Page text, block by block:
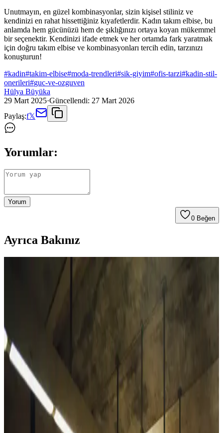
Unutmayın, en güzel kombinasyonlar, sizin kişisel stiliniz ve
kendinizi en rahat hissettiğiniz kıyafetlerdir. Kadın takım elbise, bu
anlamda hem gücünüzü hem de şıklığınızı ortaya koyan mükemmel
bir seçenektir. Kendinizi ifade etmek ve her ortamda fark yaratmak
için doğru takım elbise ve kombinasyonları tercih edin, tarzınızı
konuşturun!
#kadin#takim-elbise#moda-trendleri#sik-giyim#ofis-tarzi#kadin-stil-
onerileri#guc-ve-ozguven
Hülya Büyüka
29 Mart 2025·Güncellendi: 27 Mart 2026
Paylaş:f𝕏
Yorumlar:
Yorum
0 Beğen
Ayrıca Bakınız
Naked & Famous Kadın Selvedge Denim: Fit,
Kesim ve Kullanıcı Deneyimleri Analizi
Naked & Famous Rainbow Core kadın selvedge kot pantolonları,
solmalarını öne çıkarıyor.
Alya Underwear Kadın Pamuklu Hipster Slip
Külotları Günlük Konfor ve Dayanıklılık İçin
Alya Underwear'in pamuklu kadın hipster slipleri, 10 renk
seçeneğiyle, yumuşak ve dayanıklı yapısıyla günlük rahatlık sunar,
uzun ömürlü ve şık bir iç giyim seçeneği sağlar.
Vaen Kadın Pamuk Elastan Likralı Sıfır Kol Atlet:
Günlük Şıklık ve Konfor Bir Arada